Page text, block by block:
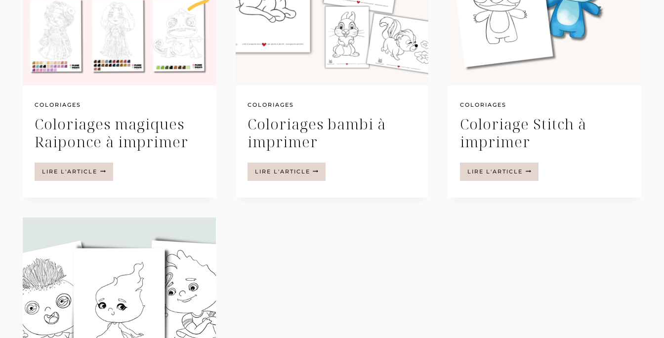
COLORIAGES
Coloriages magiques
Raiponce à imprimer
LIRE L'ARTICLE COLORIAGES
COLORIAGES
Coloriages bambi à
imprimer
LIRE L'ARTICLE COLORIAGES
COLORIAGES
Coloriage Stitch à
imprimer
LIRE L'ARTICLE COLORIAGE